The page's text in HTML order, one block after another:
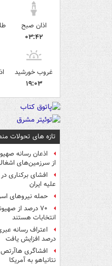
اذان صبح
۰۳:۴۲
غروب خورشید
۱۹:۰۳
تازه های تحولات
اذعان رسانه
از سرزمین‌های
افشای برکناری
علیه ایران
حمله نیروهای
۷۰ درصد از
انتخابات هستند
درصد افزایش یافت
افشاگری هاآرتص
نتانیاهو به آمریکا